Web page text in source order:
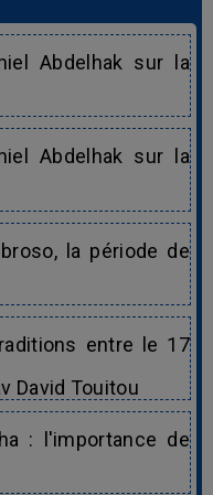
Abdelhak sur la
Abdelhak sur la
la période de
entre le 17
David Touitou
: l'importance de